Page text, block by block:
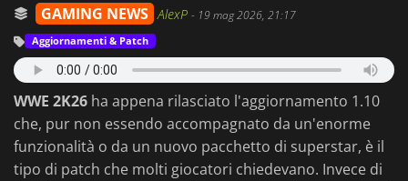
GAMING NEWS AlexP - 19 mag 2026, 21:17
Aggiornamenti & Patch
WWE 2K26 ha appena rilasciato l'aggiornamento 1.10
che, pur non essendo accompagnato da un'enorme
funzionalità o da un nuovo pacchetto di superstar, è il
tipo di patch che molti giocatori chiedevano. Invece di